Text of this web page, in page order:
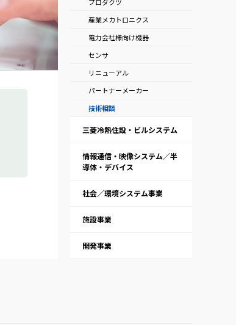
産業メカトロニクス
電力会社様向け機器
センサ
リニューアル
パートナーメーカー
技術相談
三菱冷熱住設・ビルシステム
情報通信・映像システム／半
導体・デバイス
社会／環境システム事業
施設事業
開発事業